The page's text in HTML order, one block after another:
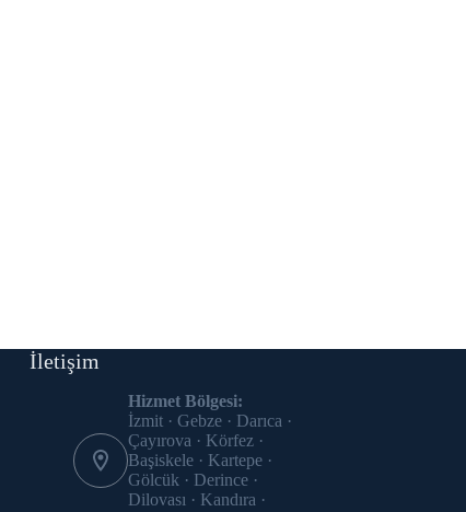
İletişim
Hizmet Bölgesi:
İzmit · Gebze · Darıca ·
Çayırova · Körfez ·
Başiskele · Kartepe ·
Gölcük · Derince ·
Dilovası · Kandıra ·